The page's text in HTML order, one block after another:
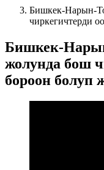
Бишкек-Нарын-
чиркегичтерди
Бишкек-
жолунда бош
бороон болуп